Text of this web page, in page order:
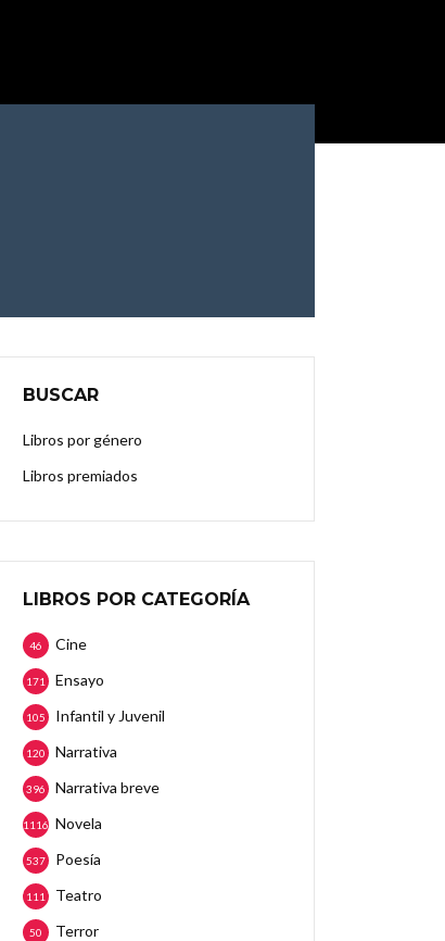
BUSCAR
Libros por género
Libros premiados
LIBROS POR CATEGORÍA
Cine
46
Ensayo
171
Infantil y Juvenil
105
Narrativa
120
Narrativa breve
396
Novela
1116
Poesía
537
Teatro
111
Terror
50